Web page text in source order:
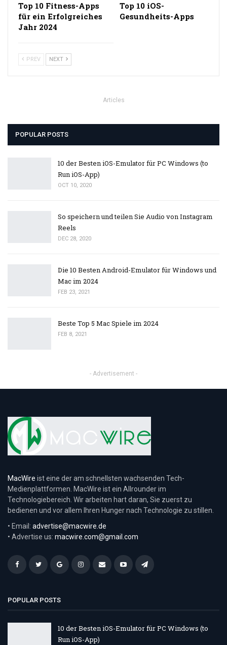
Top 10 Fitness-Apps
für ein Erfolgreiches
Jahr 2024
Top 10 iOS-
Gesundheits-Apps
PREV NEXT
Articles
POPULAR POSTS
10 der Besten iOS-Emulator für PC Windows (to
Run iOS-App)
OCT 10, 2020
So speichern und teilen Sie Audio von Instagram
Reels
DEC 28, 2020
Die 10 Besten Android-Emulator für Windows und
Mac im 2024
FEB 23, 2021
Beste Top 5 Mac Spiele im 2024
FEB 8, 2021
- Advertisement -
MacWire ist eine der am schnellsten wachsenden Tech-
Medienplattformen. MacWire ist ein Allrounder im
Technologiebereich. Wir arbeiten hart daran, Sie zuerst zu
bedienen und vor allem Ihren Hunger nach Technologie zu stillen.
• Email: advertise@macwire.de
• Advertise us: macwire.com@gmail.com
POPULAR POSTS
10 der Besten iOS-Emulator für PC Windows (to
Run iOS-App)